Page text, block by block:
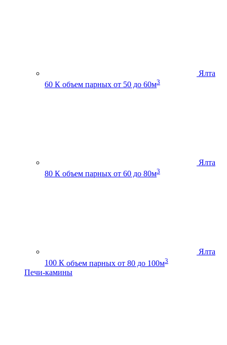
Ялта
60 К объем парных от 50 до 60м3
Ялта
80 К объем парных от 60 до 80м3
Ялта
100 К объем парных от 80 до 100м3
Печи-камины